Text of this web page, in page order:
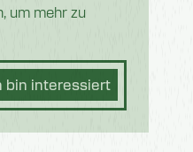
um mehr zu
bin interessiert